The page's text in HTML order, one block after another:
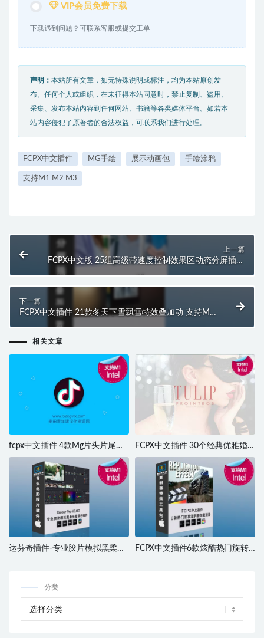
VIP会员免费下载
下载遇到问题？可联系客服或提交工单
声明： 本站所有文章，如无特殊说明或标注，均为本站原创发
布。任何个人或组织，在未征得本站同意时，禁止复制、盗用、
采集、发布本站内容到任何网站、书籍等各类媒体平台。如若本
站内容侵犯了原著者的合法权益，可联系我们进行处理。
FCPX中文插件 MG手绘 展示动画包 手绘涂鸦
支持M1 M2 M3
上一篇
FCPX中文版 25组高级带速度控制效果区动态分屏插件
下一篇
FCPX中文插件 21款冬天下雪飘雪特效叠加动 支持M1
M2 M3 M4
相关文章
fcpx中文插件 4款Mg片头片尾包
装动画模板 Vystina Minimal Logo
Stings支持M1
FCPX中文插件 30个经典优雅婚
礼优雅字幕标题 ProIntro Volume
2 第二季
达芬奇插件-专业胶片模拟黑柔光
FCPX中文插件6款炫酷热门旋转
分类